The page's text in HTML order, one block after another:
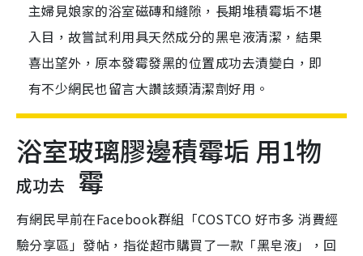
主婦見娘家的浴室磁磚和縫隙，長期堆積霉垢不堪
入目，故嘗試利用具天然成分的黑皂液清潔，結果
喜出望外，原本發霉發黑的位置成功去漬變白，即
有不少網民也留言大讚該類清潔劑好用。
浴室玻璃膠邊積霉垢 用1物
成功去 霉
有網民早前在Facebook群組「COSTCO 好市多 消費經
驗分享區」發帖，指從超市購買了一款「黑皂液」，回